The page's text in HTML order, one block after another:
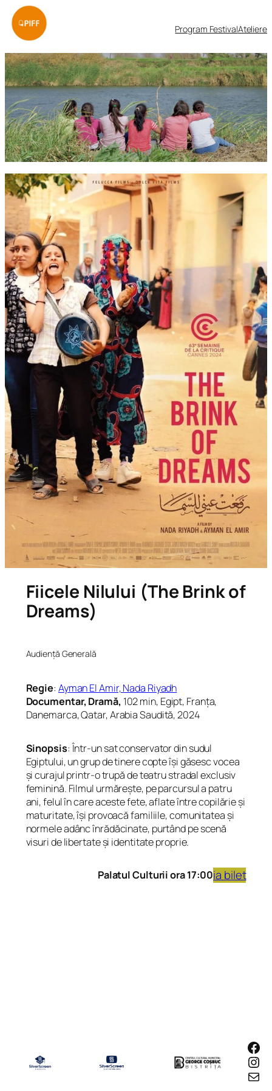
Sari
la
conținut
Program FestivalAteliere
Fiicele Nilului (The Brink of
Dreams)
Audiență Generală
Regie: Ayman El Amir,Nada Riyadh
Documentar, Dramă, 102 min, Egipt, Franța,
Danemarca, Qatar, Arabia Saudită, 2024
Sinopsis: Într-un sat conservator din sudul
Egiptului, un grup de tinere copte își găsesc vocea
și curajul printr-o trupă de teatru stradal exclusiv
feminină. Filmul urmărește, pe parcursul a patru
ani, felul în care aceste fete, aflate între copilărie și
maturitate, își provoacă familiile, comunitatea și
normele adânc înrădăcinate, purtând pe scenă
visuri de libertate și identitate proprie.
Palatul Culturii ora 17:00ia bilet
Mail